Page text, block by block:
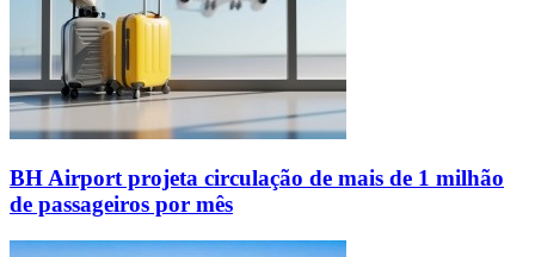
BH Airport projeta circulação de mais de 1 milhão
de passageiros por mês